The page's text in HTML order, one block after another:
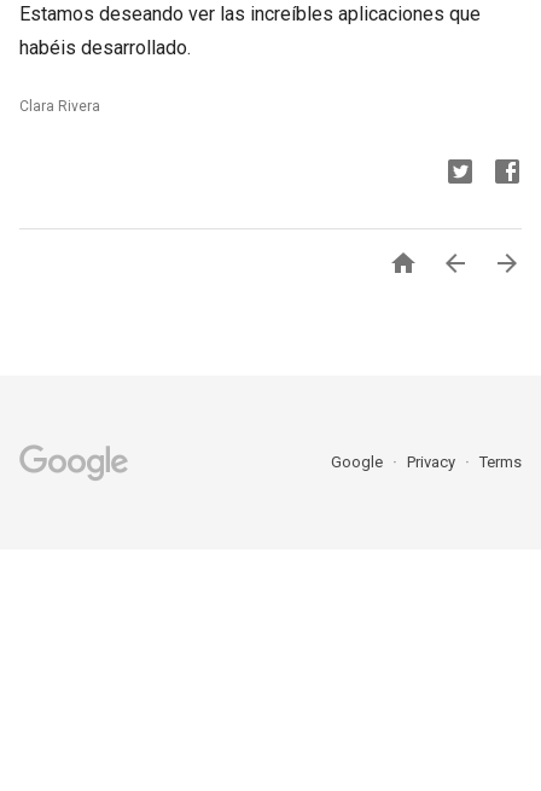
Estamos deseando ver las increíbles aplicaciones que
habéis desarrollado.
Clara Rivera
  
Google Privacy Terms